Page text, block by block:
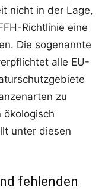
nicht in der Lage,
Richtlinie eine
Die sogenannte
alle EU-
zu
ökologisch
unter diesen
fehlenden